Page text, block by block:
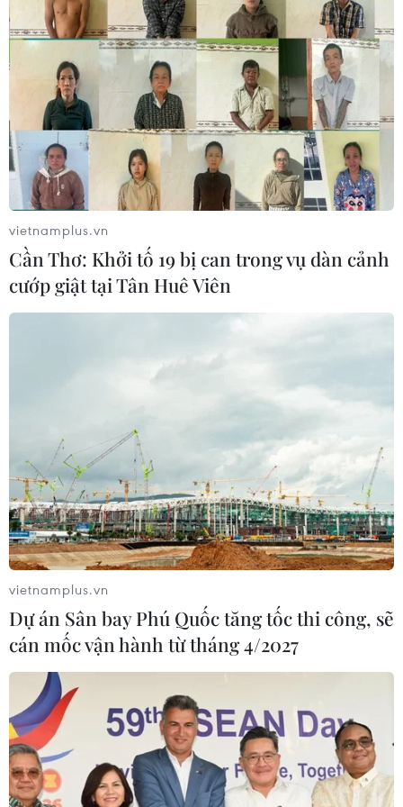
Cộng đồng người Việt tại Australia,
Canada hướng về miền Trung
Bà con kiều bào vô cùng xúc động khi xem những bức
ảnh, những thước phim tư liệu về cảnh khúc ruột miền
Trung đang gồng mình chống chọi với bão lũ trong nửa
tháng qua.
vietnamplus.vn
Cần Thơ: Khởi tố 19 bị can trong vụ dàn cảnh
cướp giật tại Tân Huê Viên
vietnamplus.vn
Dự án Sân bay Phú Quốc tăng tốc thi công, sẽ
cán mốc vận hành từ tháng 4/2027